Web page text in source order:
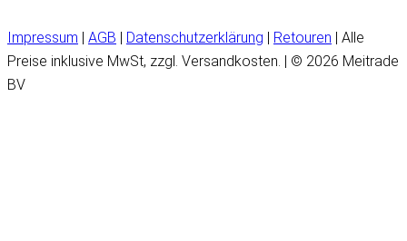
Impressum AGB Datenschutzerklärung Retouren | Alle
Preise inklusive MwSt, zzgl. Versandkosten. | © 2026 Meitrade
BV